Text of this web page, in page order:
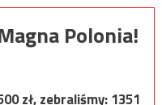
Polonia!
zł, zebraliśmy:1351